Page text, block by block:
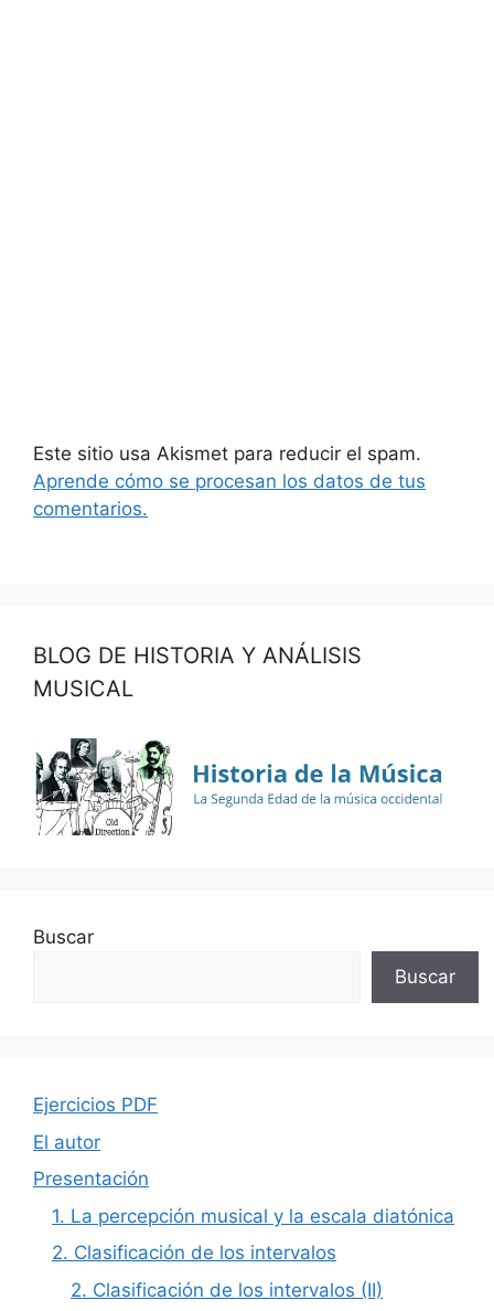
Este sitio usa Akismet para reducir el spam.
Aprende cómo se procesan los datos de tus
comentarios.
BLOG DE HISTORIA Y ANÁLISIS
MUSICAL
Buscar
Buscar
Ejercicios PDF
El autor
Presentación
1. La percepción musical y la escala diatónica
2. Clasificación de los intervalos
2. Clasificación de los intervalos (II)